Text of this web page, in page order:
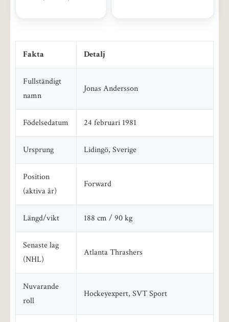
Fakta Detalj
Fullständigt
namn
Jonas Andersson
Födelsedatum 24 februari 1981
Ursprung Lidingö, Sverige
Position
(aktiva år)
Forward
Längd/vikt 188 cm / 90 kg
Senaste lag
(NHL)
Atlanta Thrashers
Nuvarande
roll
Hockeyexpert, SVT Sport